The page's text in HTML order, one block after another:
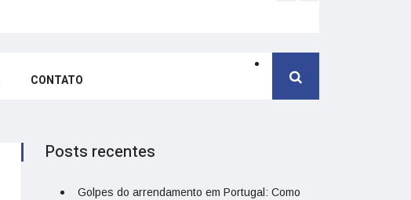
CONTATO
Posts recentes
Golpes do arrendamento em Portugal: Como